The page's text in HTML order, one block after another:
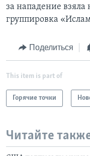
за нападение взяла
группировка
Поделиться
This item is part of
Горячие точки
Читайте